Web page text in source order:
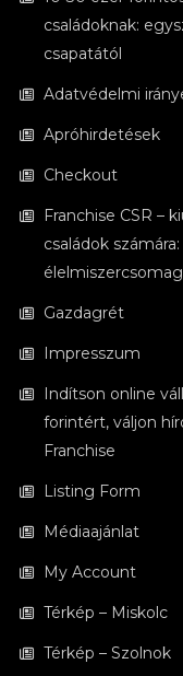
családoknak:
csapatától
Adatvédelmi
Apróhirdetések
Checkout
Franchise CSR –
családok
élelmiszercsomag
Gazdagrét
Impresszum
Indítson online
forintért, váljon
Franchise
Listing Form
Médiaajánlat
My Account
Térkép – Miskolc
Térkép – Szolnok